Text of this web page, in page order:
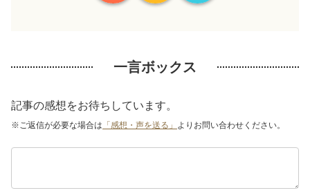
一言ボックス
記事の感想をお待ちしています。
※ご返信が必要な場合は 「感想・声を送る」 よりお問い合わせください。